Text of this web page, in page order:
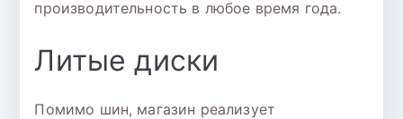
производительность в любое время года.
Литые диски
Помимо шин, магазин реализует